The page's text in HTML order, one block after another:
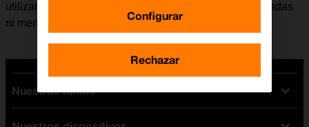
utilizando pero, por ejemplo, no es posible recibir llamadas
ni mensajes.
Nuestras tarifas
Configurar
Rechazar